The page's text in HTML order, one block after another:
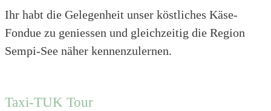
Ihr habt die Gelegenheit unser köstliches Käse-
Fondue zu geniessen und gleichzeitig die Region
Sempi-See näher kennenzulernen.
Taxi-TUK Tour